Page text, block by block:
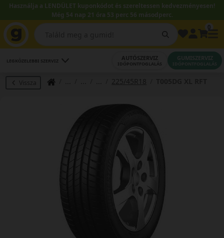
Használja a LENDÜLET kuponkódot és szereltessen kedvezményesen!
Még 54 nap 21 óra 53 perc 55 másodperc.
LEGKÖZELEBBI SZERVIZ AUTÓSZERVIZ
IDŐPONTFOGLALÁS
GUMISZERVIZ
IDŐPONTFOGLALÁS
Vissza 225/45R18